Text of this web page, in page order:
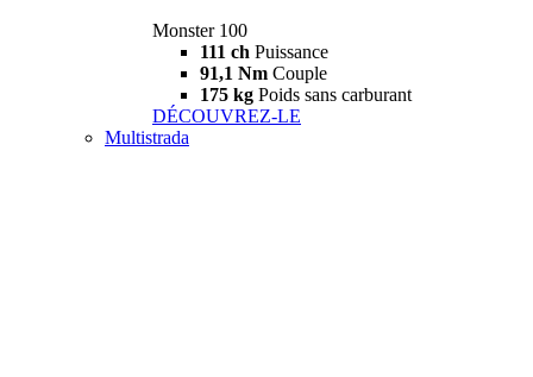
Monster 100
111 ch Puissance
91,1 Nm Couple
175 kg Poids sans carburant
DÉCOUVREZ-LE
Multistrada